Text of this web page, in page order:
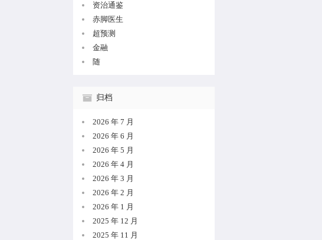
资治通鉴
赤脚医生
超预测
金融
随
归档
2026 年 7 月
2026 年 6 月
2026 年 5 月
2026 年 4 月
2026 年 3 月
2026 年 2 月
2026 年 1 月
2025 年 12 月
2025 年 11 月